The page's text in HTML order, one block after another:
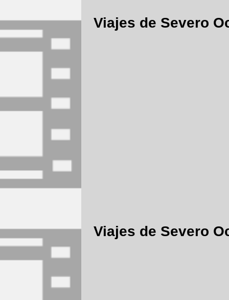
Viajes de Severo
Viajes de Severo